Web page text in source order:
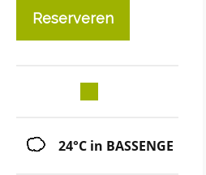
Reserveren
24°C in BASSENGE